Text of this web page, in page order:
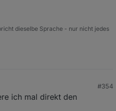
dieselbe Sprache - nur nicht jedes
#354
ich mal direkt den